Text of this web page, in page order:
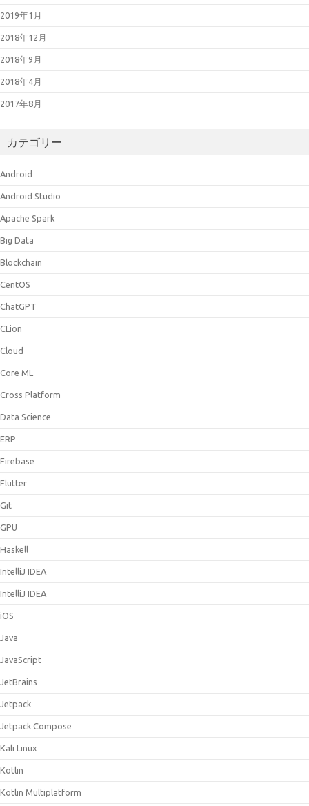
2019年1月
2018年12月
2018年9月
2018年4月
2017年8月
カテゴリー
Android
Android Studio
Apache Spark
Big Data
Blockchain
CentOS
ChatGPT
CLion
Cloud
Core ML
Cross Platform
Data Science
ERP
Firebase
Flutter
Git
GPU
Haskell
IntelliJ IDEA
IntelliJ IDEA
iOS
Java
JavaScript
JetBrains
Jetpack
Jetpack Compose
Kali Linux
Kotlin
Kotlin Multiplatform